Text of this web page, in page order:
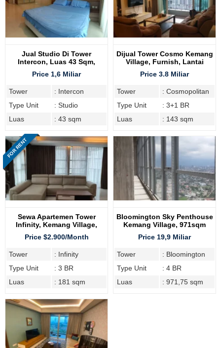
Jual Studio Di Tower
Intercon, Luas 43 Sqm,
Price 1,6 Miliar
Tower
: Intercon
Type Unit
: Studio
Luas
: 43 sqm
Dijual Tower Cosmo Kemang
Village, Furnish, Lantai
Price 3.8 Miliar
Tower
: Cosmopolitan
Type Unit
: 3+1 BR
Luas
: 143 sqm
FOR RENT
Sewa Apartemen Tower
Infinity, Kemang Village,
Privat Lift
Price $2.900/Month
Tower
: Infinity
Type Unit
: 3 BR
Luas
: 181 sqm
Bloomington Sky Penthouse
Kemang Village, 971sqm
Price 19,9 Miliar
Tower
: Bloomington
Type Unit
: 4 BR
Luas
: 971,75 sqm